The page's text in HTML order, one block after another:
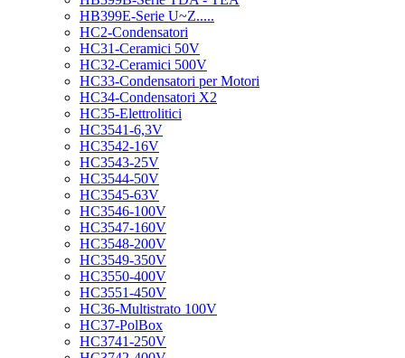
HB399E-Serie U~Z.....
HC2-Condensatori
HC31-Ceramici 50V
HC32-Ceramici 500V
HC33-Condensatori per Motori
HC34-Condensatori X2
HC35-Elettrolitici
HC3541-6,3V
HC3542-16V
HC3543-25V
HC3544-50V
HC3545-63V
HC3546-100V
HC3547-160V
HC3548-200V
HC3549-350V
HC3550-400V
HC3551-450V
HC36-Multistrato 100V
HC37-PolBox
HC3741-250V